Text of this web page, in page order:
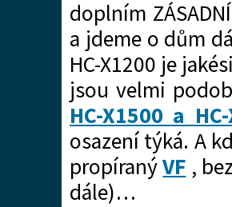
doplním
a jdeme o dům
HC-X1200 je
jsou velmi
HC-X1500 a
osazení týká. A
propíranýVF ,
dále)…